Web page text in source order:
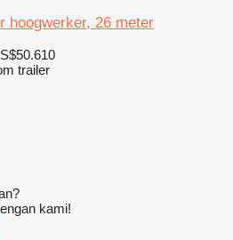
hoogwerker, 26 meter
trailer
kami!